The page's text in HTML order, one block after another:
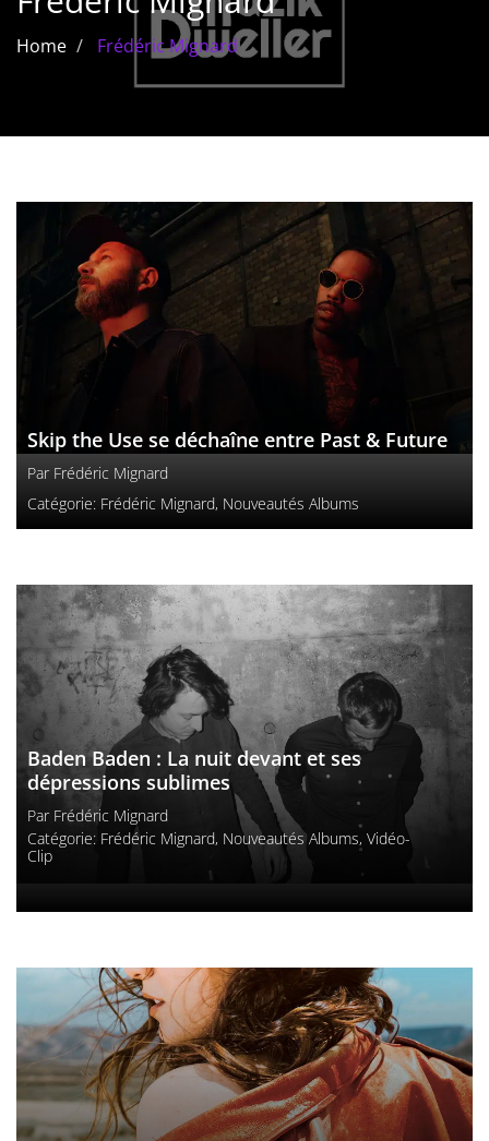
Les films par
interdits
Les Dossiers
Les disparus
Les acteurs
Les réalisateurs
Home Frédéric Mignard
Skip the Use se déchaîne entre Past & Future
Par Frédéric Mignard
Catégorie: Frédéric Mignard, Nouveautés Albums
Baden Baden : La nuit devant et ses
dépressions sublimes
Par Frédéric Mignard
Catégorie: Frédéric Mignard, Nouveautés Albums, Vidéo-
Clip